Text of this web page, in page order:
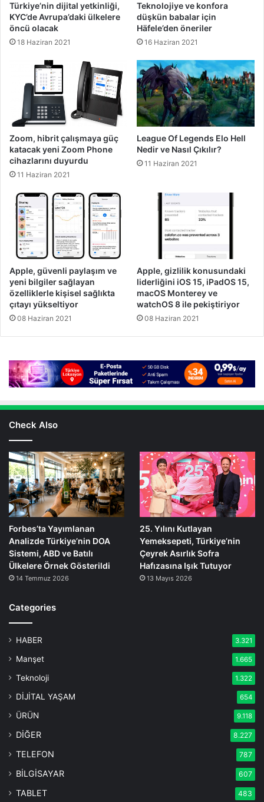
Türkiye’nin dijital yetkinliği,
KYC’de Avrupa’daki ülkelere
öncü olacak
18 Haziran 2021
Teknolojiye ve konfora
düşkün babalar için
Häfele’den öneriler
16 Haziran 2021
Zoom, hibrit çalışmaya güç
katacak yeni Zoom Phone
cihazlarını duyurdu
11 Haziran 2021
League Of Legends Elo Hell
Nedir ve Nasıl Çıkılır?
11 Haziran 2021
Apple, güvenli paylaşım ve
yeni bilgiler sağlayan
özelliklerle kişisel sağlıkta
çıtayı yükseltiyor
08 Haziran 2021
Apple, gizlilik konusundaki
liderliğini iOS 15, iPadOS 15,
macOS Monterey ve
watchOS 8 ile pekiştiriyor
08 Haziran 2021
Check Also
Forbes’ta Yayımlanan
Analizde Türkiye’nin DOA
Sistemi, ABD ve Batılı
Ülkelere Örnek Gösterildi
14 Temmuz 2026
25. Yılını Kutlayan
Yemeksepeti, Türkiye’nin
Çeyrek Asırlık Sofra
Hafızasına Işık Tutuyor
13 Mayıs 2026
Categories
HABER 3.321
Manşet 1.665
Teknoloji 1.322
DİJİTAL YAŞAM 654
ÜRÜN 9.118
DİĞER 8.227
TELEFON 787
BİLGİSAYAR 607
TABLET 483